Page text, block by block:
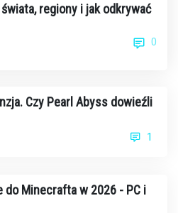
regiony i jak odkrywać
0
Czy Pearl Abyss dowieźli
1
do Minecrafta w 2026 - PC i